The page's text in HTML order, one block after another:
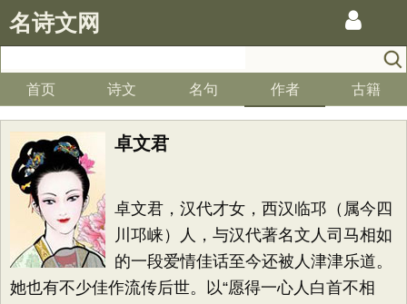
名诗文网
首页 诗文 名句 作者 古籍
卓文君
卓文君，汉代才女，西汉临邛（属今四
川邛崃）人，与汉代著名文人司马相如
的一段爱情佳话至今还被人津津乐道。
她也有不少佳作流传后世。以“愿得一心人白首不相